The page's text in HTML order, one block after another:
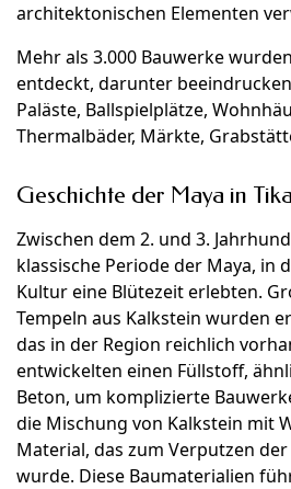
architektonischen Elementen
Mehr als 3.000 Bauwerke
entdeckt, darunter
Paläste, Ballspielplätze,
Thermalbäder, Märkte,
Geschichte der Maya in
Zwischen dem 2. und 3.
klassische Periode der Maya, in
Kultur eine Blütezeit erlebten.
Tempeln aus Kalkstein wurden
das in der Region reichlich
entwickelten einen Füllstoff,
Beton, um komplizierte
die Mischung von Kalkstein mit
Material, das zum Verputzen
wurde. Diese Baumaterialien